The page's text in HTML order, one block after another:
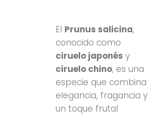
El Prunus salicina,
conocido como
ciruelo japonés y
ciruelo chino, es una
especie que combina
elegancia, fragancia y
un toque frutal